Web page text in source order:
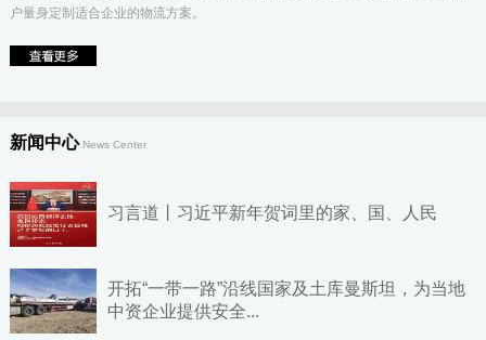
户量身定制适合企业的物流方案。
新闻中心News Center
习言道丨习近平新年贺词里的家、国、人民
开拓“一带一路”沿线国家及土库曼斯坦，为当地
中资企业提供安全...